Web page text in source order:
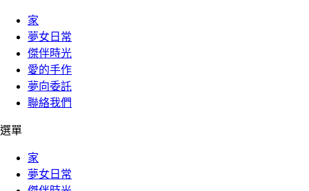
家
夢女日常
傑伴時光
愛的手作
夢向委託
聯絡我們
選單
家
夢女日常